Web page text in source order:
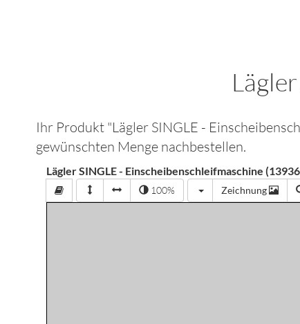
Ihr Produkt "Lägler SINGLE -
gewünschten Menge nachbestellen.
Lägler SINGLE - Einscheibenschleifmaschine
100% Zeichnung